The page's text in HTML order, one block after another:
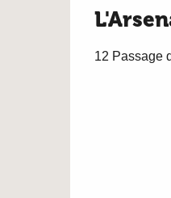
12 Passage